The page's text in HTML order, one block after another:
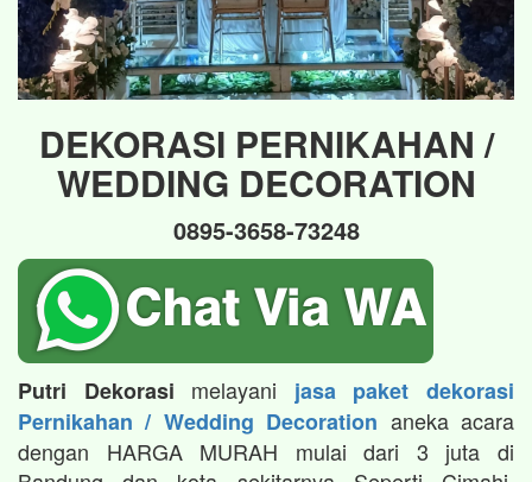
DEKORASI PERNIKAHAN /
WEDDING DECORATION
0895-3658-73248
Putri Dekorasi melayani jasa paket dekorasi
Pernikahan / Wedding Decoration aneka acara
dengan HARGA MURAH mulai dari 3 juta di